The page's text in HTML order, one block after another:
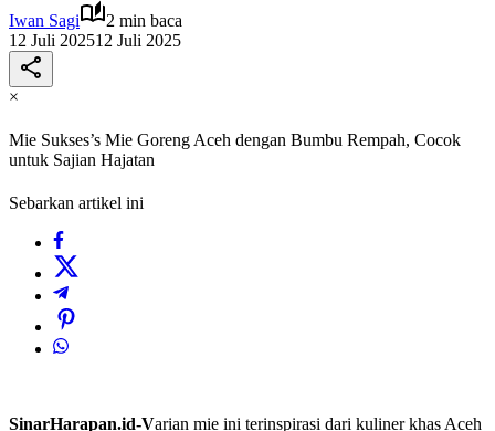
Iwan Sagi
2 min baca
12 Juli 202512 Juli 2025
×
Mie Sukses’s Mie Goreng Aceh dengan Bumbu Rempah, Cocok
untuk Sajian Hajatan
Sebarkan artikel ini
SinarHarapan.id-Varian mie ini terinspirasi dari kuliner khas Aceh